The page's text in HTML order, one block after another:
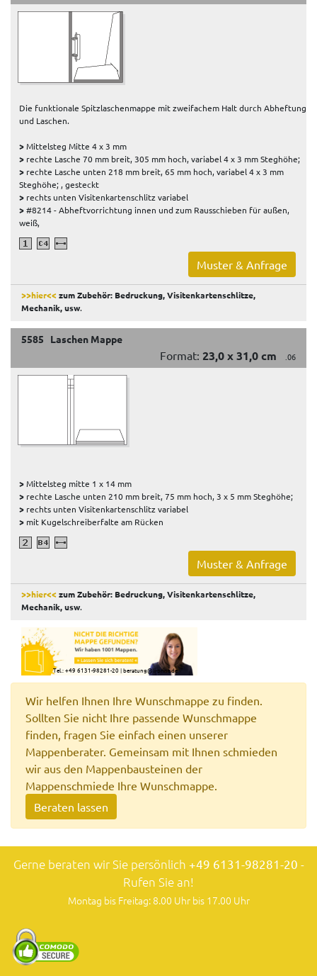
Die funktionale Spitzlaschenmappe mit zweifachem Halt durch Abheftung
und Laschen.
>Mittelsteg Mitte 4 x 3 mm
> rechte Lasche 70 mm breit, 305 mm hoch, variabel 4 x 3 mm Steghöhe;
> rechte Lasche unten 218 mm breit, 65 mm hoch, variabel 4 x 3 mm
Steghöhe; , gesteckt
> rechts unten Visitenkartenschlitz variabel
>#8214 - Abheftvorrichtung innen und zum Rausschieben für außen,
weiß,
Muster & Anfrage
>>hier<<zum Zubehör: Bedruckung, Visitenkartenschlitze,
Mechanik, usw.
5585 Laschen Mappe
Format: 23,0 x 31,0 cm .06
>Mittelsteg mitte 1 x 14 mm
> rechte Lasche unten 210 mm breit, 75 mm hoch, 3 x 5 mm Steghöhe;
> rechts unten Visitenkartenschlitz variabel
> mit Kugelschreiberfalte am Rücken
Muster & Anfrage
>>hier<<zum Zubehör: Bedruckung, Visitenkartenschlitze,
Mechanik, usw.
Tel.: +49 6131-98281-20 |beratung@li-print.de
Wir helfen Ihnen Ihre Wunschmappe zu finden.
Sollten Sie nicht Ihre passende Wunschmappe
finden, fragen Sie einfach einen unserer
Mappenberater. Gemeinsam mit Ihnen schmieden
wir aus den Mappenbausteinen der
Mappenschmiede Ihre Wunschmappe.
Beraten lassen
Gerne beraten wir Sie persönlich +49 6131-98281-20 -
Rufen Sie an!
Montag bis Freitag: 8.00 Uhr bis 17.00 Uhr